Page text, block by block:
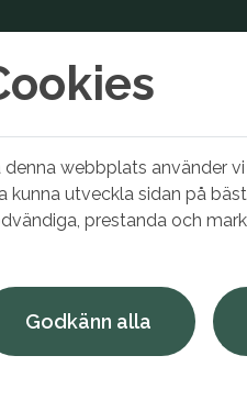
personuppgifter
denna webbplats använder
kunna utveckla sidan på
prestanda och
Godkänn alla